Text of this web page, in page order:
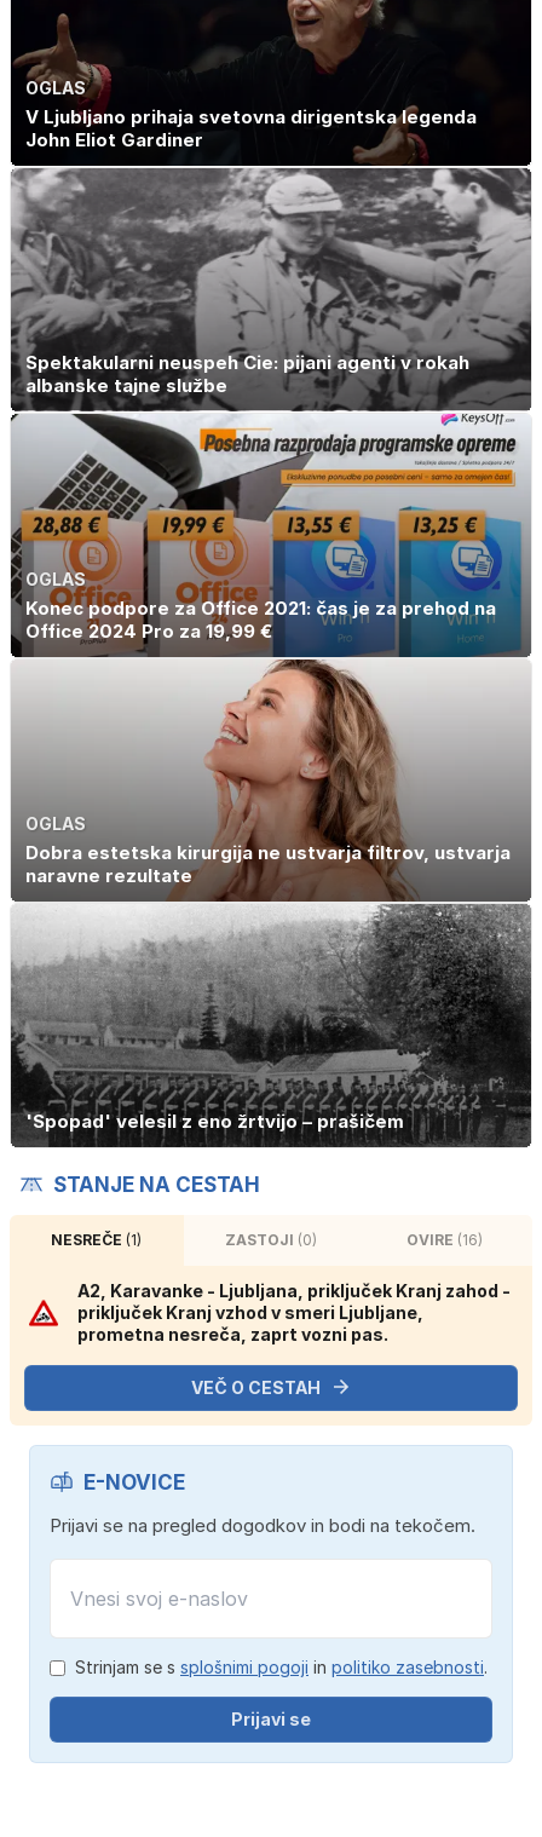
OGLAS
V Ljubljano prihaja svetovna dirigentska legenda
John Eliot Gardiner
Spektakularni neuspeh Cie: pijani agenti v rokah
albanske tajne službe
OGLAS
Konec podpore za Office 2021: čas je za prehod na
Office 2024 Pro za 19,99 €
OGLAS
Dobra estetska kirurgija ne ustvarja filtrov, ustvarja
naravne rezultate
'Spopad' velesil z eno žrtvijo – prašičem
STANJE NA CESTAH
NESREČE(1) ZASTOJI (0) OVIRE (16)
A2, Karavanke - Ljubljana, priključek Kranj zahod -
priključek Kranj vzhod v smeri Ljubljane,
prometna nesreča, zaprt vozni pas.
VEČ O CESTAH
E-NOVICE
Prijavi se na pregled dogodkov in bodi na tekočem.
Strinjam se s splošnimi pogoji in politiko zasebnosti.
Prijavi se